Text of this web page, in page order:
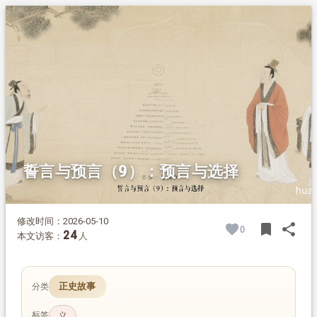
1. 摘要
2.正文
1、预言中的今天
《圣经启示录》
《智慧之书》
《诸世纪》
2、认识那个魔鬼
3、入与兽记
誓言与预言（9）：预言与选择
修改时间：2026-05-10
本文访客： 24人
0 bookmark share
分类 正史故事
标签